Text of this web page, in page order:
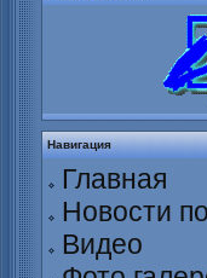
Навигация
Главная
Новости
Видео